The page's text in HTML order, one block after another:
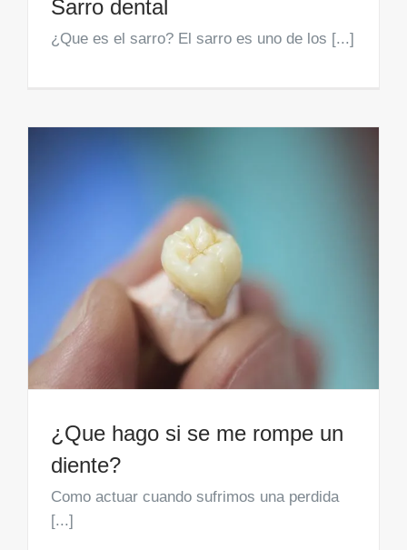
Sarro dental
¿Que es el sarro? El sarro es uno de los [...]
¿Que hago si se me rompe un
diente?
Como actuar cuando sufrimos una perdida
[...]